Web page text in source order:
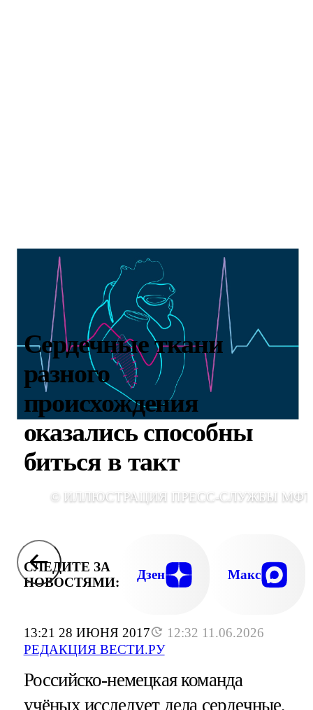
13:21 28 ИЮНЯ 2017
12:32 11.06.2026
РЕДАКЦИЯ ВЕСТИ.РУ
Сердечные ткани
разного
происхождения
оказались способны
биться в такт
© ИЛЛЮСТРАЦИЯ ПРЕСС-СЛУЖБЫ
СЛЕДИТЕ ЗА
НОВОСТЯМИ:
Дзен Макс
Российско-немецкая команда
учёных исследует дела сердечные,